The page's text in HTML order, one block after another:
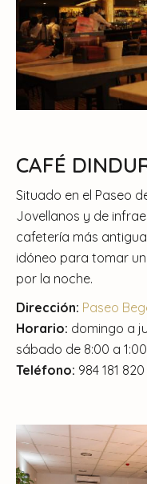
CAFÉ
Situado en el Paseo
Jovellanos y de
cafetería más
idóneo para tomar
por la noche.
Dirección: Paseo
Horario: domingo a
sábado de 8:00 a 1:00
Teléfono: 984 181 820